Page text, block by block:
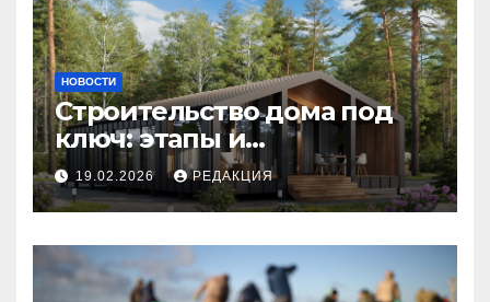
НОВОСТИ
Строительство дома под
ключ: этапы и
планирование бюджета
19.02.2026 РЕДАКЦИЯ